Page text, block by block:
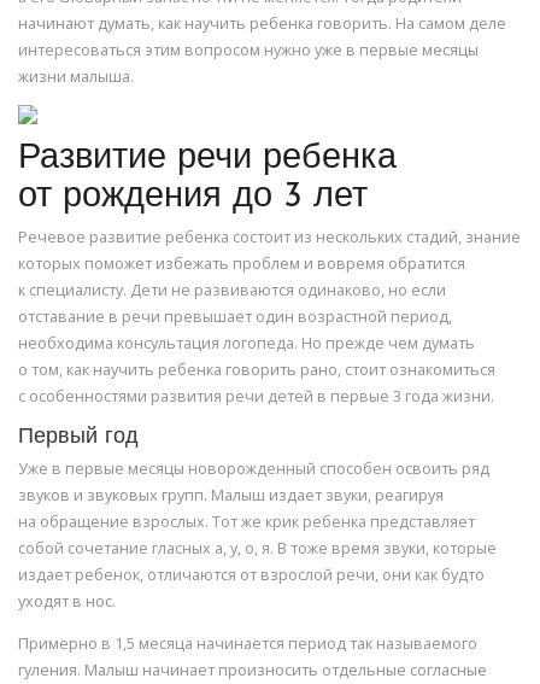
начинают думать, как научить ребенка говорить. На самом деле
интересоваться этим вопросом нужно уже в первые месяцы
жизни малыша.
Развитие речи ребенка
от рождения до 3 лет
Речевое развитие ребенка состоит из нескольких стадий, знание
которых поможет избежать проблем и вовремя обратится
к специалисту. Дети не развиваются одинаково, но если
отставание в речи превышает один возрастной период,
необходима консультация логопеда. Но прежде чем думать
о том, как научить ребенка говорить рано, стоит ознакомиться
с особенностями развития речи детей в первые 3 года жизни.
Первый год
Уже в первые месяцы новорожденный способен освоить ряд
звуков и звуковых групп. Малыш издает звуки, реагируя
на обращение взрослых. Тот же крик ребенка представляет
собой сочетание гласных а, у, о, я. В тоже время звуки, которые
издает ребенок, отличаются от взрослой речи, они как будто
уходят в нос.
Примерно в 1,5 месяца начинается период так называемого
гуления. Малыш начинает произносить отдельные согласные